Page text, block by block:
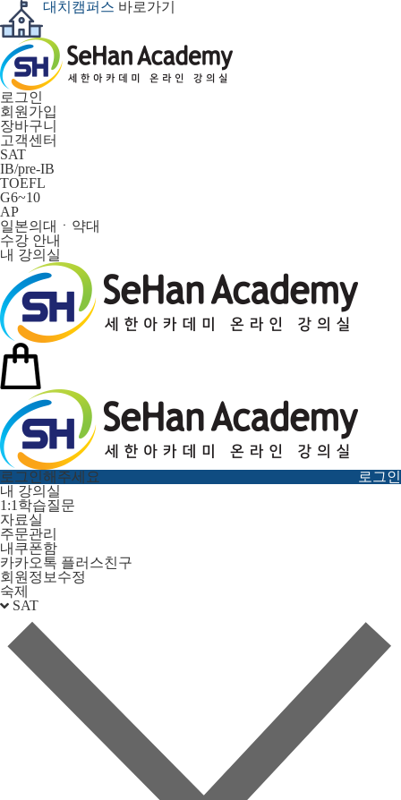
대치캠퍼스 바로가기
로그인
회원가입
장바구니
고객센터
SAT
IB/pre-IB
TOEFL
G6~10
AP
일본의대ㆍ약대
수강 안내
내 강의실
로그인해주세요
로그인
내 강의실
1:1학습질문
자료실
주문관리
내쿠폰함
카카오톡 플러스친구
회원정보수정
숙제
SAT